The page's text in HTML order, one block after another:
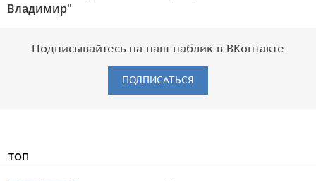
Владимир"
Подписывайтесь на наш паблик в ВКонтакте
ПОДПИСАТЬСЯ
ТОП